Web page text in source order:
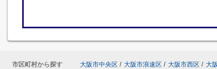
市区町村から探す 大阪市中央区 / 大阪市浪速区 / 大阪市西区 / 大